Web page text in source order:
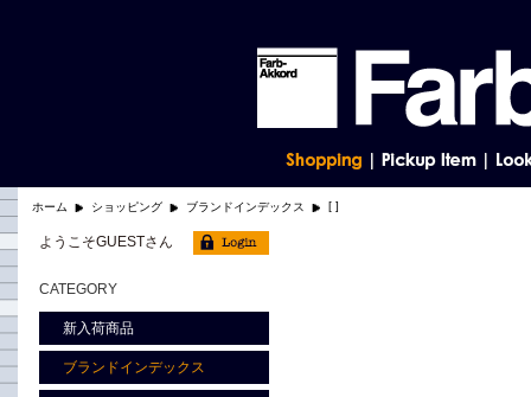
ホーム ショッピング ブランドインデックス [ ]
ようこそGUESTさん
CATEGORY
新入荷商品
ブランドインデックス